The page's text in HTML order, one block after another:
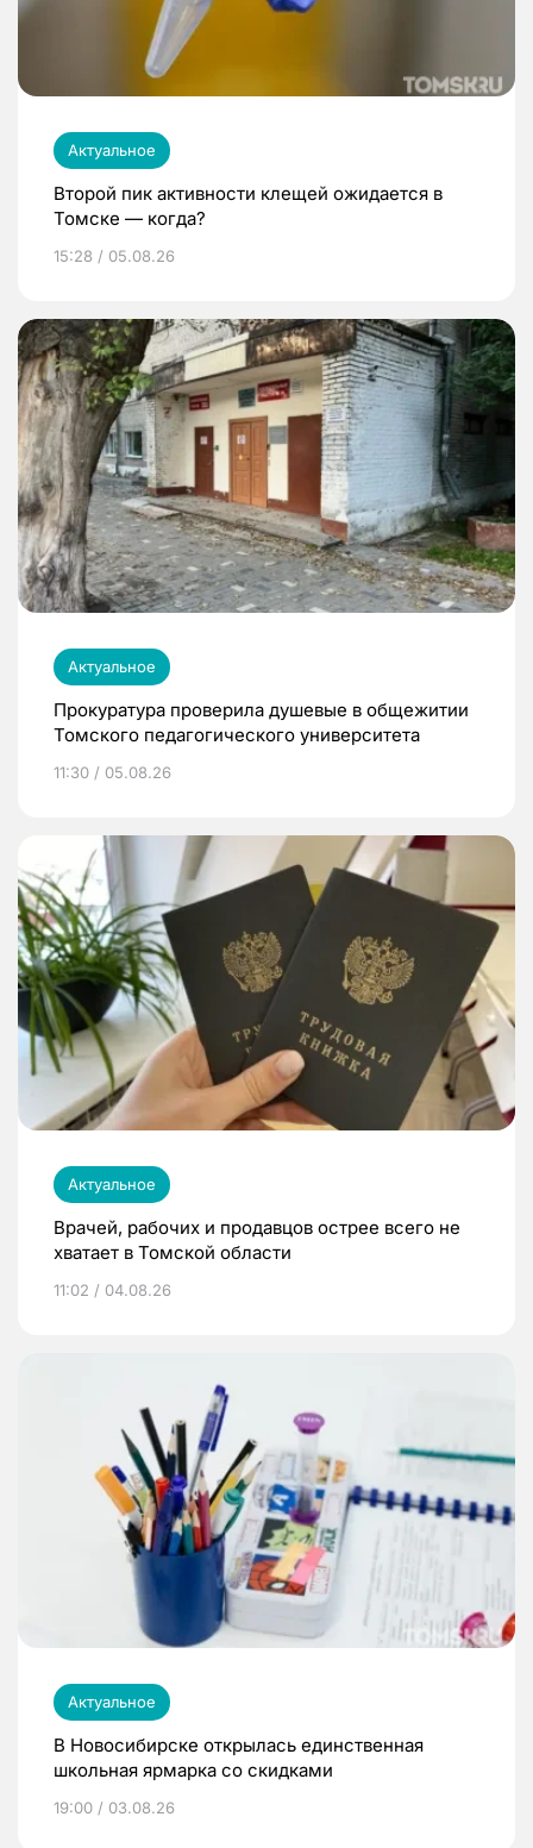
Актуальное
Второй пик активности клещей ожидается в
Томске — когда?
15:28 / 05.08.26
Актуальное
Прокуратура проверила душевые в общежитии
Томского педагогического университета
11:30 / 05.08.26
Актуальное
Врачей, рабочих и продавцов острее всего не
хватает в Томской области
11:02 / 04.08.26
Актуальное
В Новосибирске открылась единственная
школьная ярмарка со скидками
19:00 / 03.08.26